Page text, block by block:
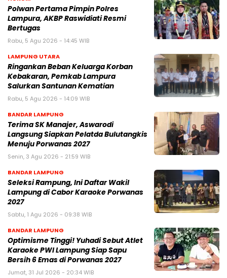
Polwan Pertama Pimpin Polres
Lampura, AKBP Raswidiati Resmi
Bertugas
Rabu, 5 Agu 2026 - 14:45 WIB
LAMPUNG UTARA
Ringankan Beban Keluarga Korban
Kebakaran, Pemkab Lampura
Salurkan Santunan Kematian
Rabu, 5 Agu 2026 - 14:09 WIB
BANDAR LAMPUNG
Terima SK Manajer, Aswarodi
Langsung Siapkan Pelatda Bulutangkis
Menuju Porwanas 2027
Senin, 3 Agu 2026 - 21:59 WIB
BANDAR LAMPUNG
Seleksi Rampung, Ini Daftar Wakil
Lampung di Cabor Karaoke Porwanas
2027
Sabtu, 1 Agu 2026 - 09:38 WIB
BANDAR LAMPUNG
Optimisme Tinggi! Yuhadi Sebut Atlet
Karaoke PWI Lampung Siap Sapu
Bersih 6 Emas di Porwanas 2027
Jumat, 31 Jul 2026 - 20:34 WIB